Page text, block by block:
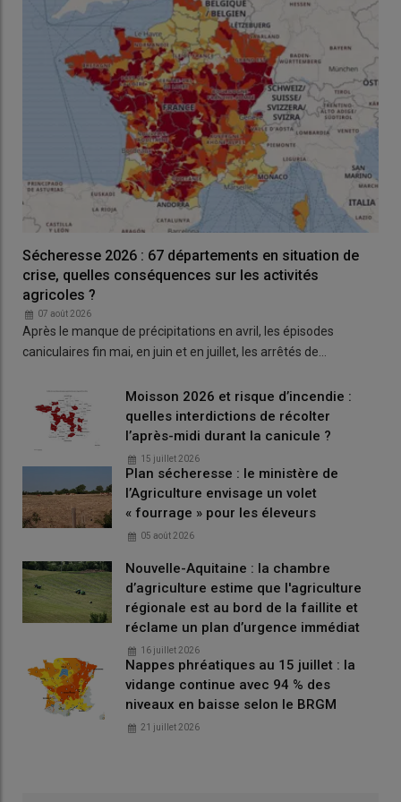
Carte des cas de dermatose nodulaire
contagieuse bovine en Sardaigne depuis le
01/04/2026 (Plateforme ESA)
Lire aussi :Dermatose nodulaire contagieuse
bovine (DNC) : la campagne de vaccination pour
2026 est lancée
Un élevage de 148 bovins touché
dans le sud de l’île
Les deux premiers foyers à Muravera étaient situés dansun
seul élevage mais avec deux détenteurs différents, précisait
la plateforme, avec des vaches qui présentaient unequantité
très importante de tiques. « À ce stade, aucun élément ne
permet de déterminer s’il s’agit d’une résurgence ou d’une
nouvelle introduction », explique la plateforme ESA. La
Sardaigne, où avait été détecté le premier cas de la maladie en
Europe en 2025, avait mis en place l’année dernière une
Sécheresse 2026 : 67 départements en situation de
crise, quelles conséquences sur les activités
agricoles ?
07 août 2026
Après le manque de précipitations en avril, les épisodes
caniculaires fin mai, en juin et en juillet, les arrêtés de…
Moisson 2026 et risque d’incendie :
quelles interdictions de récolter
l’après-midi durant la canicule ?
15 juillet 2026
Plan sécheresse : le ministère de
l’Agriculture envisage un volet
« fourrage » pour les éleveurs
05 août 2026
Nouvelle-Aquitaine : la chambre
d’agriculture estime que l'agriculture
régionale est au bord de la faillite et
réclame un plan d’urgence immédiat
16 juillet 2026
Nappes phréatiques au 15 juillet : la
vidange continue avec 94 % des
niveaux en baisse selon le BRGM
21 juillet 2026